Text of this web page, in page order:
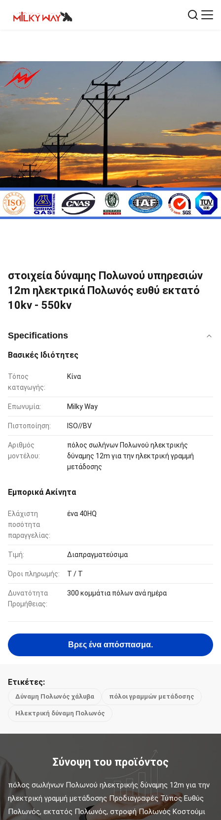
στοιχεία δύναμης Πολωνού υπηρεσιών
12m ηλεκτρικά Πολωνός ευθύ εκτατό
10kv - 550kv
Specifications
Βασικές Ιδιότητες
Τόπος
καταγωγής:
Κίνα
Επωνυμία: Milky Way
Πιστοποίηση: ISO//BV
Αριθμός
μοντέλου:
πόλος σωλήνων Πολωνού ηλεκτρικής
δύναμης 12m για την ηλεκτρική γραμμή
μετάδοσης
Εμπορικά Ακίνητα
Ελάχιστη
ποσότητα
παραγγελίας:
ένα 40HQ
Τιμή: Διαπραγματεύσιμα
Όροι πληρωμής: T / T
Δυνατότητα
Προμήθειας:
300 κομμάτια πόλων ανά ημέρα
Βρες ένα απόσπασμα.
Ετικέτες:
Δύναμη Πολωνός χάλυβα πόλοι γραμμών μετάδοσης
Ηλεκτρική δύναμη Πολωνός
Σύνοψη του προϊόντος
πόλος σωλήνων Πολωνού ηλεκτρικής δύναμης 12m για την
ηλεκτρική γραμμή μετάδοσης Προδιαγραφές Τύπος Ευθύς
Πολωνός, εκτατός Πολωνός, στροφή Πολωνός Κοστούμι